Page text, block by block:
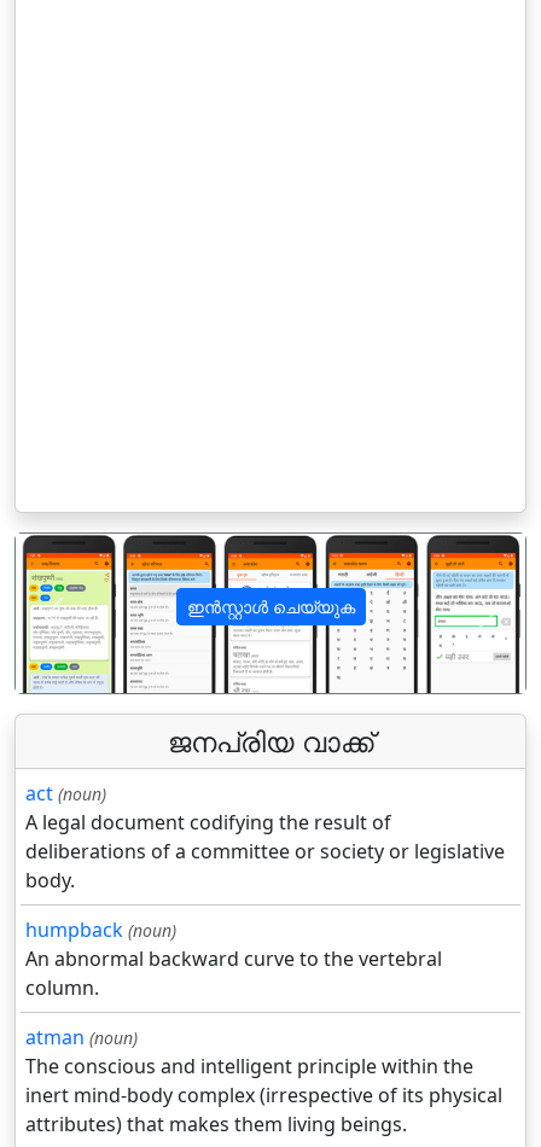
ഇൻസ്റ്റാൾ ചെയ്യുക
पिछला अगला
ജനപ്രിയ വാക്ക്
act (noun)
A legal document codifying the result of
deliberations of a committee or society or legislative
body.
humpback (noun)
An abnormal backward curve to the vertebral
column.
atman (noun)
The conscious and intelligent principle within the
inert mind-body complex (irrespective of its physical
attributes) that makes them living beings.